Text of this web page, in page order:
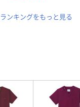
ランキングをもっと見る